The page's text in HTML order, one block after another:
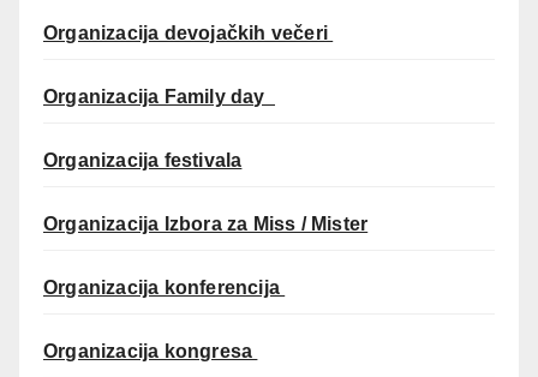
Organizacija devojačkih večeri
Organizacija Family day
Organizacija festivala
Organizacija Izbora za Miss / Mister
Organizacija konferencija
Organizacija kongresa